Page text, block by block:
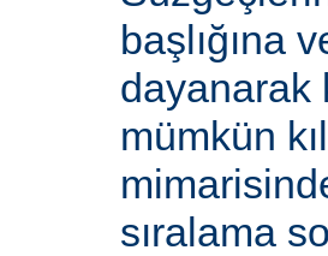
başlığına
dayanarak
mümkün
sıralama